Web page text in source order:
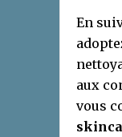
En
aux
vous